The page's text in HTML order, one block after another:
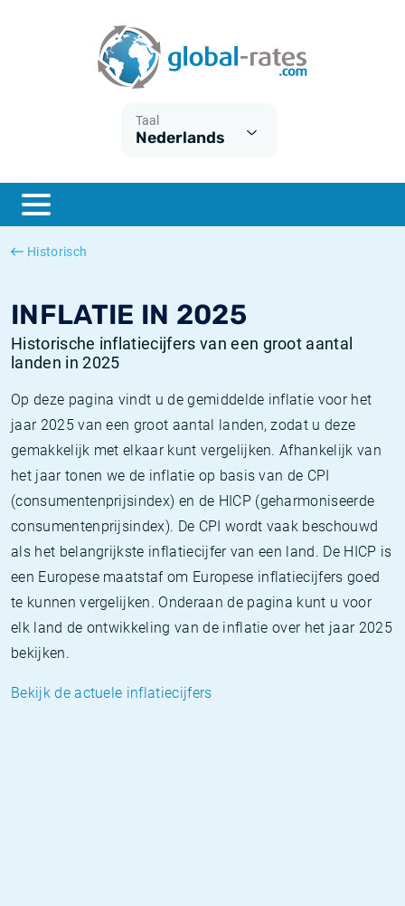
Taal
Nederlands
Historisch
INFLATIE IN 2025
Historische inflatiecijfers van een groot aantal
landen in 2025
Op deze pagina vindt u de gemiddelde inflatie voor het
jaar 2025 van een groot aantal landen, zodat u deze
gemakkelijk met elkaar kunt vergelijken. Afhankelijk van
het jaar tonen we de inflatie op basis van de CPI
(consumentenprijsindex) en de HICP (geharmoniseerde
consumentenprijsindex). De CPI wordt vaak beschouwd
als het belangrijkste inflatiecijfer van een land. De HICP is
een Europese maatstaf om Europese inflatiecijfers goed
te kunnen vergelijken. Onderaan de pagina kunt u voor
elk land de ontwikkeling van de inflatie over het jaar 2025
bekijken.
Bekijk de actuele inflatiecijfers
ESTER
SONIA
Wat is CPI inflatie?
Wat is HICP inflatie?
Nederlandse inflatie - CPI
Amerikaanse inflatie - CPI
Euribor historie
SOFR historie
TONAR historie
Inflatiecalculator